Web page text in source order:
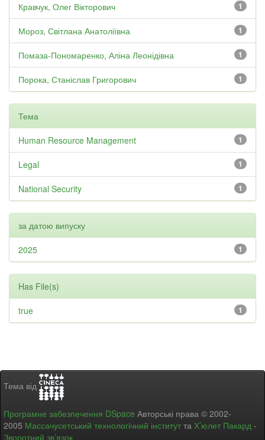
1
Кравчук, Олег Вікторович
1
Мороз, Світлана Анатоліївна
1
Помаза-Пономаренко, Аліна Леонідівна
1
Порока, Станіслав Григорович
Тема
1
Human Resource Management
1
Legal
1
National Security
за датою випуску
1
2025
Has File(s)
1
true
Тема від
Програмне забезпечення DSpace Авторські права © 2002-
2005 Массачусетський технологічний інститут та Х’юлет Пакард -
Зворотний зв’язок